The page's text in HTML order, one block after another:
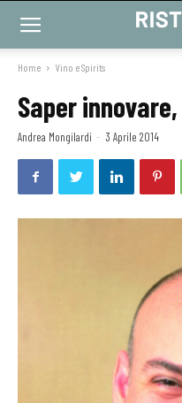
Home Vino e Spirits
Saper
Andrea Mongilardi - 3 Aprile 2014